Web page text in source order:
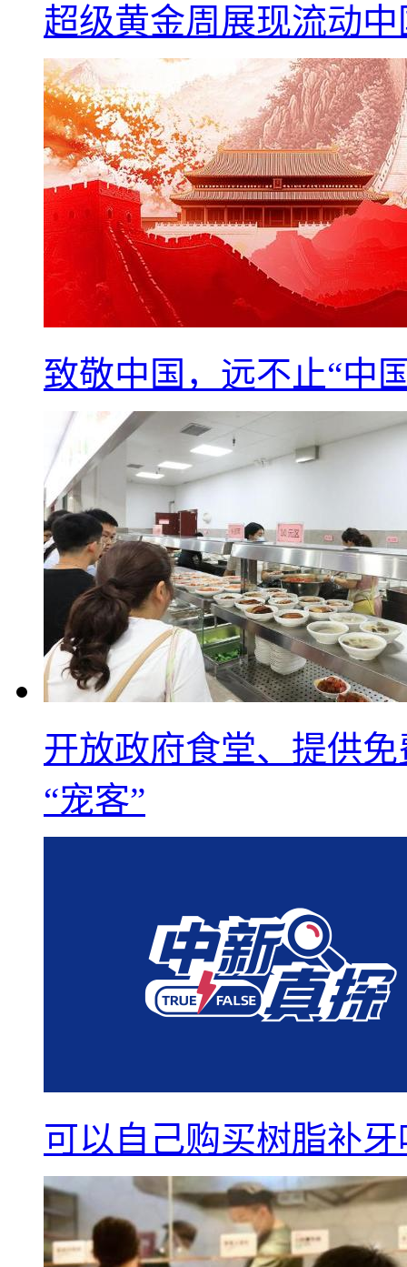
超级黄金周展现流动
致敬中国，远不止“中
开放政府食堂、提供
“宠客”
可以自己购买树脂补牙